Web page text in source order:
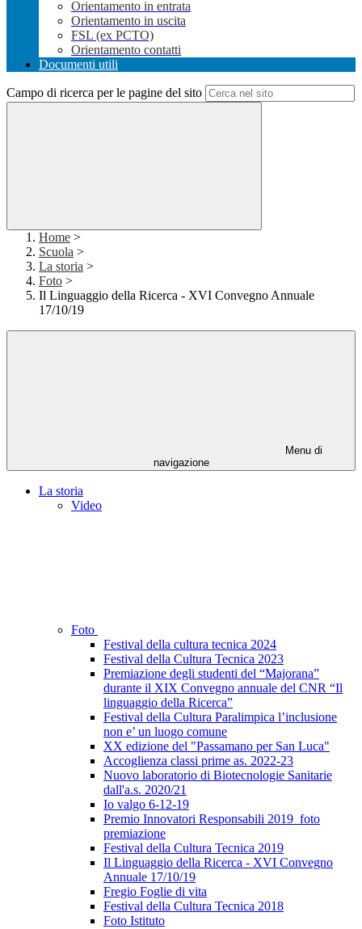
Orientamento in entrata
Orientamento in uscita
FSL (ex PCTO)
Orientamento contatti
Documenti utili
Campo di ricerca per le pagine del sito
Home >
Scuola >
La storia >
Foto >
Il Linguaggio della Ricerca - XVI Convegno Annuale
17/10/19
Menu di
navigazione
La storia
Video
Foto
Festival della cultura tecnica 2024
Festival della Cultura Tecnica 2023
Premiazione degli studenti del “Majorana”
durante il XIX Convegno annuale del CNR “Il
linguaggio della Ricerca”
Festival della Cultura Paralimpica l’inclusione
non e’ un luogo comune
XX edizione del "Passamano per San Luca"
Accoglienza classi prime as. 2022-23
Nuovo laboratorio di Biotecnologie Sanitarie
dall'a.s. 2020/21
Io valgo 6-12-19
Premio Innovatori Responsabili 2019_foto
premiazione
Festival della Cultura Tecnica 2019
Il Linguaggio della Ricerca - XVI Convegno
Annuale 17/10/19
Fregio Foglie di vita
Festival della Cultura Tecnica 2018
Foto Istituto